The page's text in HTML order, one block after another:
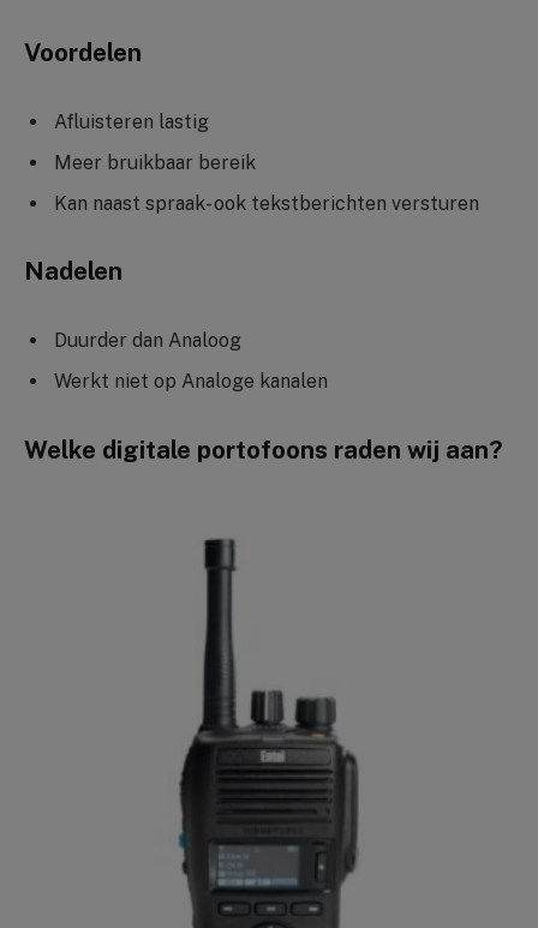
Voordelen
Afluisteren lastig
Meer bruikbaar bereik
Kan naast spraak- ook tekstberichten versturen
Nadelen
Duurder dan Analoog
Werkt niet op Analoge kanalen
Welke digitale portofoons raden wij aan?